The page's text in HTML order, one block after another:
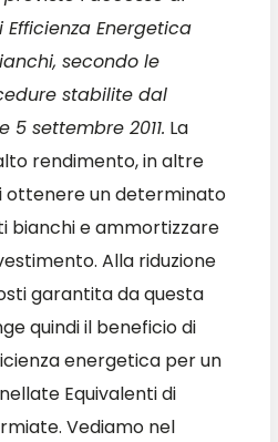
Energetica
secondo le
stabilite dal
5 settembre 2011. La
rendimento, in altre
ottenere un determinato
bianchi e ammortizzare
Alla riduzione
garantita da questa
quindi il beneficio di
energetica per un
Equivalenti di
Vediamo nel